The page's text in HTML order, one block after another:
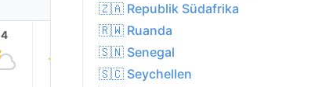
16
🇿🇦 Republik Südafrika
🇷🇼 Ruanda
🇸🇳 Senegal
🇸🇨 Seychellen